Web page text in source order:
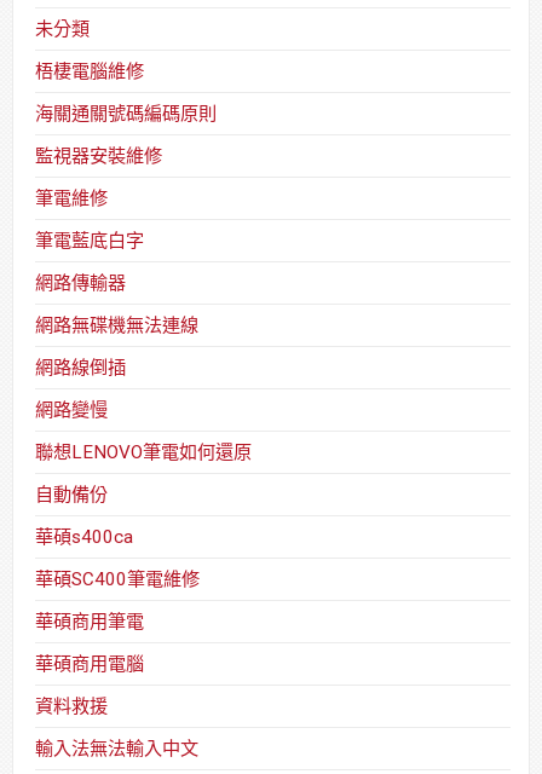
未分類
梧棲電腦維修
海關通關號碼編碼原則
監視器安裝維修
筆電維修
筆電藍底白字
網路傳輸器
網路無碟機無法連線
網路線倒插
網路變慢
聯想LENOVO筆電如何還原
自動備份
華碩s400ca
華碩SC400筆電維修
華碩商用筆電
華碩商用電腦
資料救援
輸入法無法輸入中文